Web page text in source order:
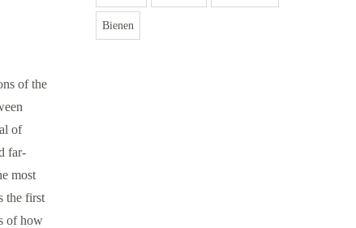
of the
of
far-
most
the first
of how
Bienen